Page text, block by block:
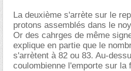
La deuxième s'arrète sur le
protons assemblés dans le
Or des cahrges de même
explique en partie que le
s'arrètent à 82 ou 83. Au-
coulombienne l'emporte sur la